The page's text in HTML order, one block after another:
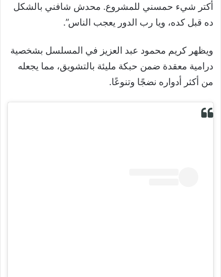
أكتر شيء حمسني للمشروع. محدش شافني بالشكل
ده قبل كده، ويا رب الدور يعجب الناس”.
ويظهر كريم محمود عبد العزيز في المسلسل بشخصية
درامية معقدة ضمن حبكة مليئة بالتشويق، مما يجعله
من أكثر أدواره نضجًا وتنوعًا.